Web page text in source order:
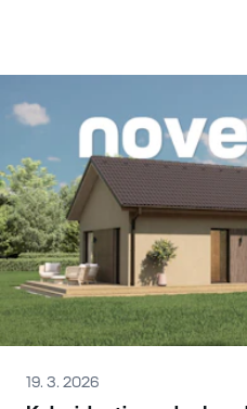
19. 3. 2026